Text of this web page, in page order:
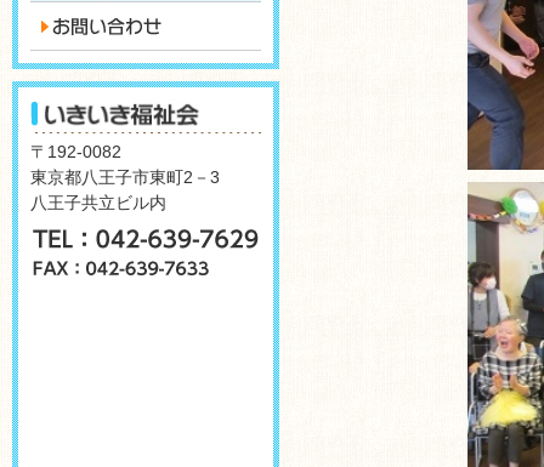
〒192-0082
東京都八王子市東町2－3
八王子共立ビル内